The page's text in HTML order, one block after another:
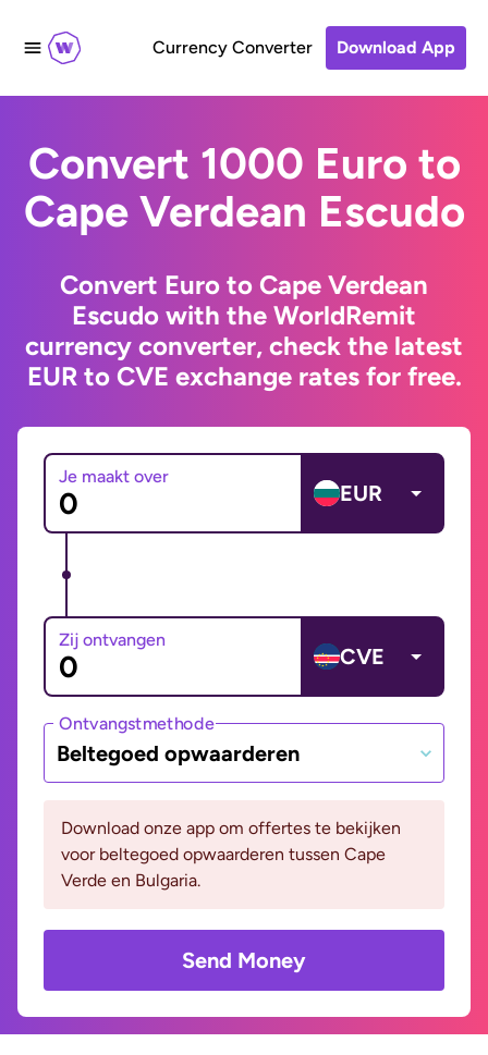
Currency Converter Download App
Convert 1000 Euro to
Cape Verdean Escudo
Convert Euro to Cape Verdean
Escudo with the WorldRemit
currency converter, check the latest
EUR to CVE exchange rates for free.
Je maakt over
EUR
Zij ontvangen
CVE
Ontvangstmethode
Beltegoed opwaarderen
Download onze app om offertes te bekijken
voor beltegoed opwaarderen tussen Cape
Verde en Bulgaria.
Send Money